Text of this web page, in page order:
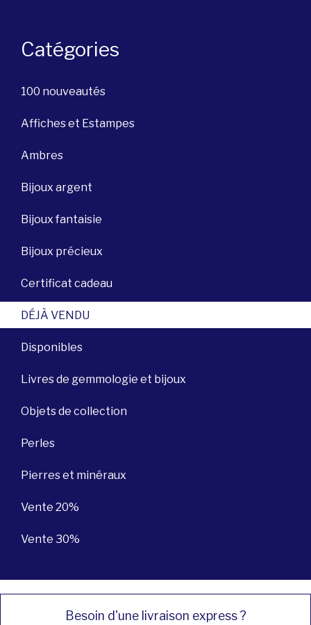
Catégories
100 nouveautés
Affiches et Estampes
Ambres
Bijoux argent
Bijoux fantaisie
Bijoux précieux
Certificat cadeau
DÉJÀ VENDU
Disponibles
Livres de gemmologie et bijoux
Objets de collection
Perles
Pierres et minéraux
Vente 20%
Vente 30%
Besoin d'une livraison express ?